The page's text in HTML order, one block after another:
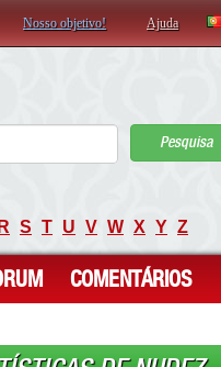
Nosso objetivo! Ajuda
Pesquisa
R S T U V W X Y Z
COMENTÁRIOS